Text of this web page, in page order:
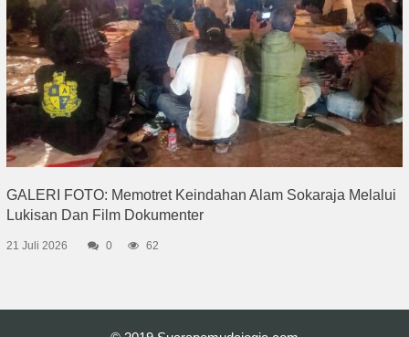
GALERI FOTO: Memotret Keindahan Alam Sokaraja Melalui
Lukisan Dan Film Dokumenter
21 Juli 2026 0 62